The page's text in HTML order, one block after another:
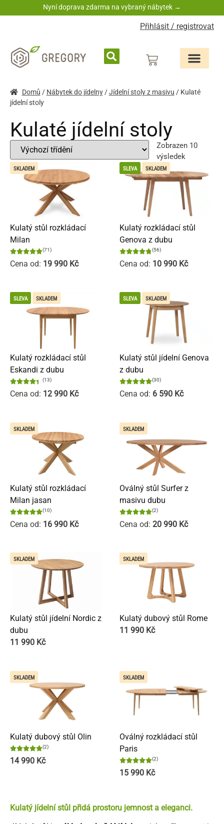
Nyní doprava zdarma na vybraný nábytek →
Přihlásit / registrovat
Domů / Nábytek do jídelny/Jídelní stoly z masivu / Kulaté
jídelní stoly
Kulaté jídelní stoly
Zobrazen 10
výsledek
SKLADEM
Kulatý stůl rozkládací
Milan
(71)
Cena od: 19 990 Kč
SLEVA SKLADEM
Kulatý rozkládací stůl
Genova z dubu
(56)
Cena od: 10 990 Kč
SLEVA SKLADEM
Kulatý rozkládací stůl
Eskandi z dubu
(13)
Cena od: 12 990 Kč
SLEVA SKLADEM
Kulatý stůl jídelní Genova
z dubu
(30)
Cena od: 6 590 Kč
SKLADEM
Kulatý stůl rozkládací
Milan jasan
(10)
Cena od: 16 990 Kč
SKLADEM
Oválný stůl Surfer z
masivu dubu
(2)
Cena od: 20 990 Kč
SKLADEM
Kulatý stůl jídelní Nordic z
dubu
11 990 Kč
SKLADEM
Kulatý dubový stůl Rome
11 990 Kč
SKLADEM
Kulatý dubový stůl Olin
(2)
14 990 Kč
SKLADEM
Oválný rozkládací stůl
Paris
(2)
15 990 Kč
Kulatý jídelní stůl přidá prostoru jemnost a eleganci.